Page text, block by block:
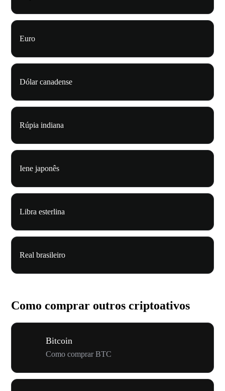
Euro
Dólar canadense
Rúpia indiana
Iene japonês
Libra esterlina
Real brasileiro
Como comprar outros criptoativos
Bitcoin
Como comprar BTC